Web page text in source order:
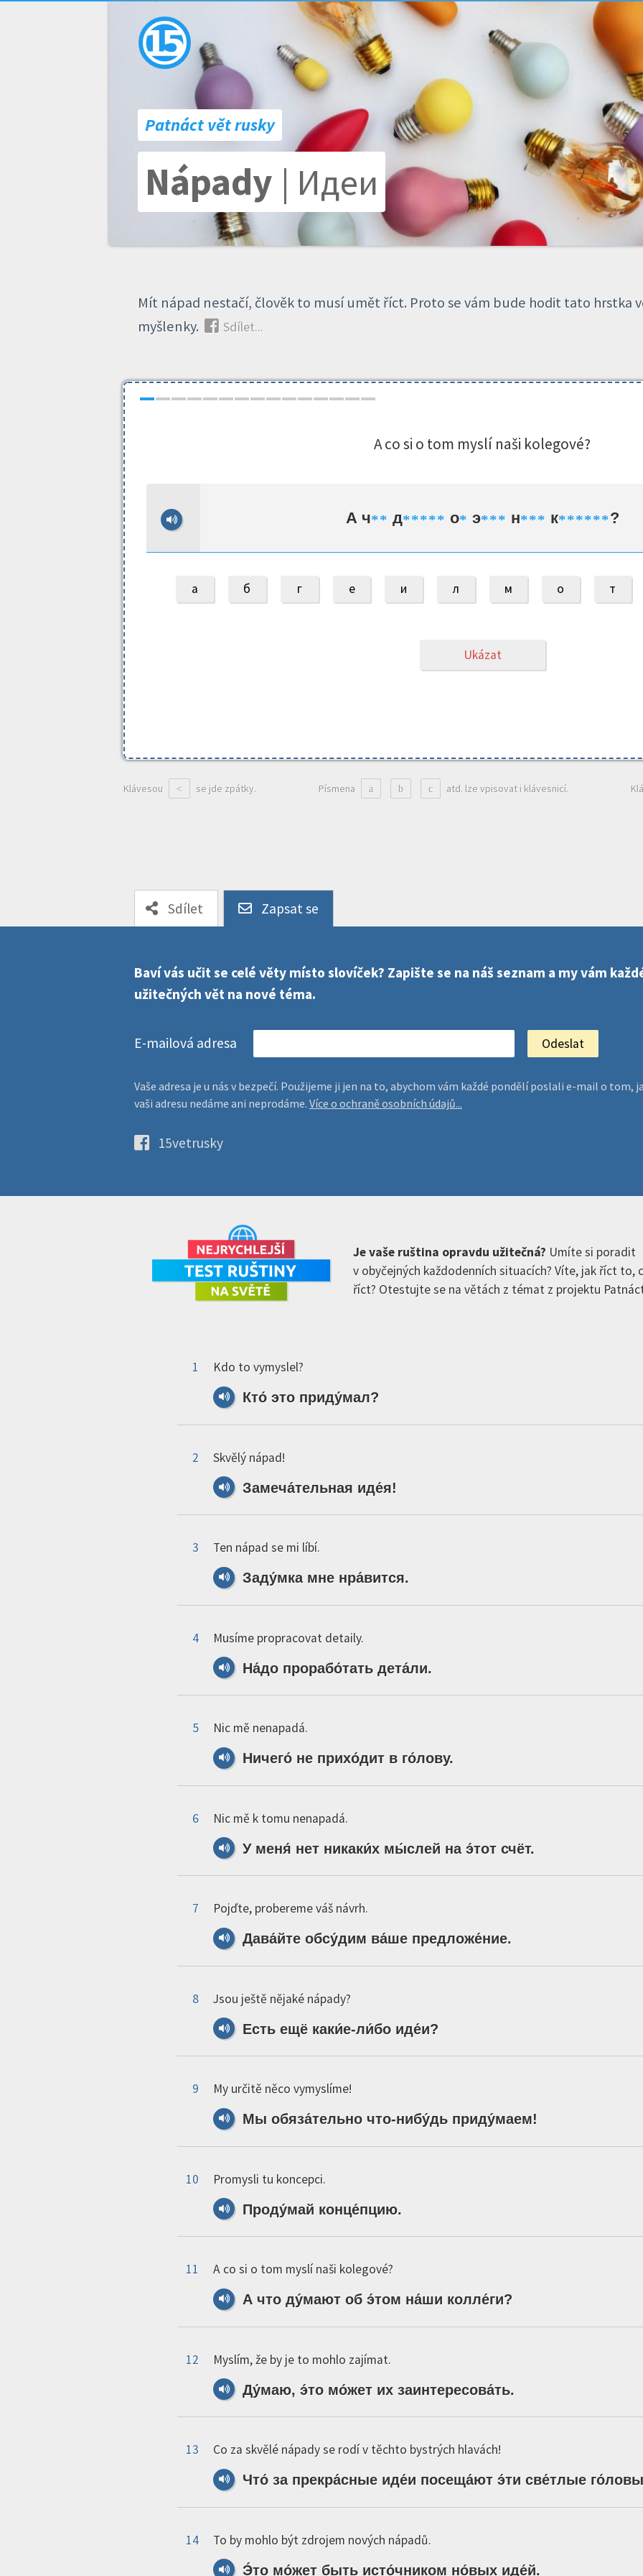
Patnáct vět rusky
Nápady | Идеи
Mít nápad nestačí, člověk to musí umět říct. Proto se vám bude hodit tato hrstka
myšlenky.
Sdílet...
A co si o tom myslí naši kolegové?
А ч** д***** о* э*** н*** к******?
а б г е и л м о т
Ukázat
Klávesou < se jde zpátky. Písmena a b c atd. lze vpisovat i klávesnicí.
Sdílet Zapsat se
Baví vás učit se celé věty místo slovíček? Zapište se na náš seznam a my vám
užitečných vět na nové téma.
E-mailová adresa
Vaše adresa je u nás v bezpečí. Použijeme ji jen na to, abychom vám každé pondělí poslali e-mail o tom,
vaši adresu nedáme ani neprodáme. Více o ochraně osobních údajů...
15vetrusky
Je vaše ruština opravdu užitečná? Umíte si poradit
v obyčejných každodenních situacích? Víte, jak říct to,
říct? Otestujte se na větách z témat z projektu
1
Kdo to vymyslel?
Кто́ это приду́мал?
2
Skvělý nápad!
Замеча́тельная иде́я!
3
Ten nápad se mi líbí.
Заду́мка мне нра́вится.
4
Musíme propracovat detaily.
На́до прорабо́тать дета́ли.
5
Nic mě nenapadá.
Ничего́ не прихо́дит в го́лову.
6
Nic mě k tomu nenapadá.
У меня́ нет никаки́х мы́слей на э́тот счёт.
7
Pojďte, probereme váš návrh.
Дава́йте обсу́дим ва́ше предложе́ние.
8
Jsou ještě nějaké nápady?
Есть ещё каки́е-ли́бо иде́и?
9
My určitě něco vymyslíme!
Мы обяза́тельно что-нибу́дь приду́маем!
10
Promysli tu koncepci.
Проду́май конце́пцию.
11
A co si o tom myslí naši kolegové?
А что ду́мают об э́том на́ши колле́ги?
12
Myslím, že by je to mohlo zajímat.
Ду́маю, э́то мо́жет их заинтересова́ть.
13
Co za skvělé nápady se rodí v těchto bystrých hlavách!
Что́ за прекра́сные иде́и посеща́ют э́ти све́тлые го́ловы
14
To by mohlo být zdrojem nových nápadů.
Э́то мо́жет быть исто́чником но́вых иде́й.